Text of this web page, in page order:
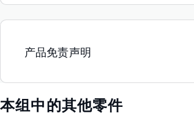
产品免责声明
本组中的其他零件